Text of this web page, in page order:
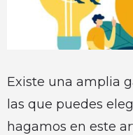
Existe una amplia
las que puedes
hagamos en este